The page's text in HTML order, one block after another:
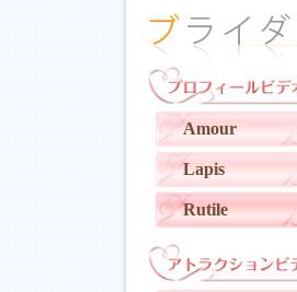
Amour
Lapis
Rutile